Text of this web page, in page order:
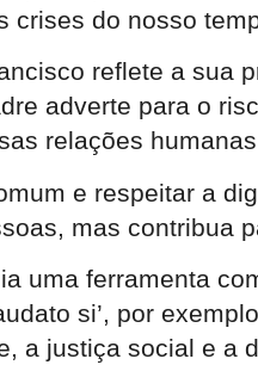
crises do nosso
reflete a sua
adverte para o
relações
e respeitar a
mas contribua
uma ferramenta
si’, por
a justiça social e a